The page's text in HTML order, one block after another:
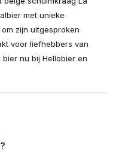
met unieke
zijn uitgesproken
voor liefhebbers van
nu bij Hellobier en